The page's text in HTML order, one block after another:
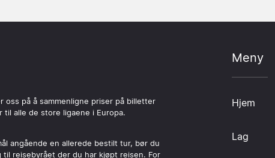
oss på å sammenligne priser på billetter
til alle de store ligaene i Europa.
angående en allerede bestilt tur, bør du
til reisebyrået der du har kjøpt reisen. For
Meny
Hjem
Lag